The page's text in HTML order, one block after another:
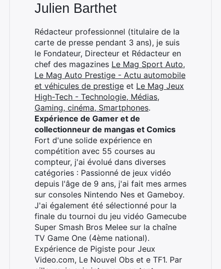
Julien Barthet
Rédacteur professionnel (titulaire de la
carte de presse pendant 3 ans), je suis
le Fondateur, Directeur et Rédacteur en
chef des magazines Le Mag Sport Auto,
Le Mag Auto Prestige - Actu automobile
et véhicules de prestige et Le Mag Jeux
High-Tech - Technologie, Médias,
Gaming, cinéma, Smartphones.
Expérience de Gamer et de
collectionneur de mangas et Comics
Fort d'une solide expérience en
compétition avec 55 courses au
compteur, j'ai évolué dans diverses
catégories : Passionné de jeux vidéo
depuis l'âge de 9 ans, j'ai fait mes armes
sur consoles Nintendo Nes et Gameboy.
J'ai également été sélectionné pour la
finale du tournoi du jeu vidéo Gamecube
Super Smash Bros Melee sur la chaîne
TV Game One (4ème national).
Expérience de Pigiste pour Jeux
Video.com, Le Nouvel Obs et e TF1. Par